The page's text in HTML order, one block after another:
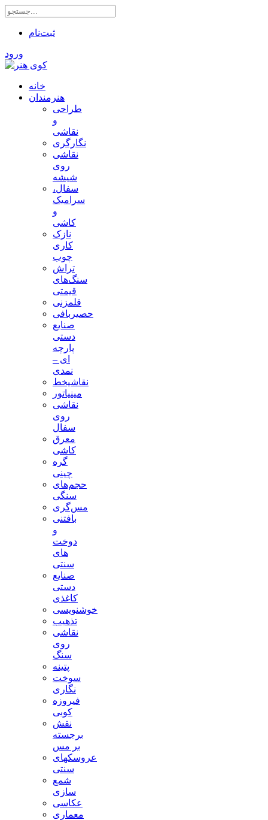
ثبت‌نام
ورود
خانه
هنرمندان
طراحی
و
نقاشی
نگارگری
نقاشی
روی
شیشه
سفال،
سرامیک
و
کاشی
نازک
کاری
چوب
تراش
سنگ‌های
قیمتی
قلمزنی
حصیربافی
صنایع
دستی
پارچه
ای –
نمدی
نقاشیخط
مینیاتور
نقاشی
روی
سفال
معرق
کاشی
گره
چینی
حجم‌های
سنگی
مس‌گری
بافتنی‌
و
دوخت
های
سنتی
صنایع
دستی
کاغذی
خوشنویسی
تذهیب
نقاشی
روی
سنگ
پتینه
سوخت
نگاری
فیروزه
کوبی
نقش
برجسته
بر مس
عروسکهای
سنتی
شمع
سازی
عکاسی
معماری